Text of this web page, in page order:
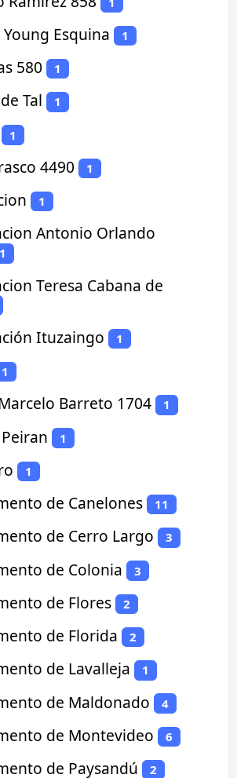
Esquina 1
580 1
Tal 1
1
4490 1
1
Antonio Orlando
1
Teresa Cabana de
Ituzaingo 1
1
Barreto 1704 1
1
1
de Canelones 11
de Cerro Largo 3
de Colonia 3
de Flores 2
de Florida 2
de Lavalleja 1
de Maldonado 4
de Montevideo 6
de Paysandú 2